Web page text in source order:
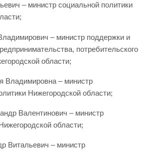
– министр социальной политики
– министр поддержки и
потребительского
области;
Владимировна – министр
Нижегородской области;
Валентинович – министр
области;
Витальевич – министр